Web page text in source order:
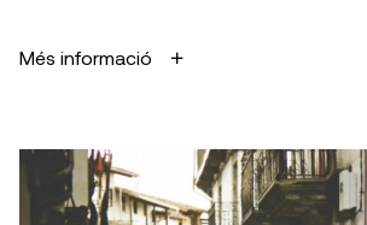
Més informació